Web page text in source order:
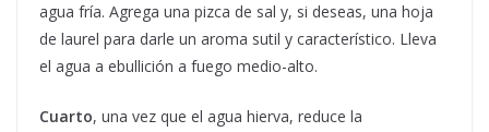
agua fría. Agrega una pizca de sal y, si deseas, una hoja
de laurel para darle un aroma sutil y característico. Lleva
el agua a ebullición a fuego medio-alto.
Cuarto, una vez que el agua hierva, reduce la